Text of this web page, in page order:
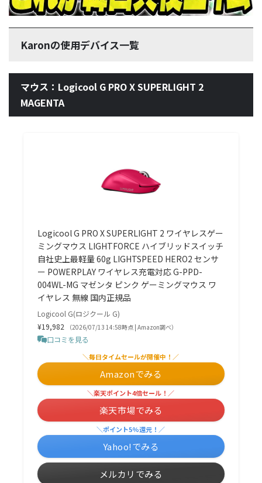
Karonの使用デバイス一覧
マウス：Logicool G PRO X SUPERLIGHT 2
MAGENTA
Logicool G PRO X SUPERLIGHT 2 ワイヤレスゲー
ミングマウス LIGHTFORCE ハイブリッドスイッチ
自社史上最軽量 60g LIGHTSPEED HERO2 センサ
ー POWERPLAY ワイヤレス充電対応 G-PPD-
004WL-MG マゼンタ ピンク ゲーミングマウス ワ
イヤレス 無線 国内正規品
Logicool G(ロジクール G)
¥19,982
（2026/07/13 14:58時点 | Amazon調べ）
口コミを見る
＼毎日タイムセールが開催中！／
Amazonでみる
＼楽天ポイント4倍セール！／
楽天市場でみる
＼ポイント5%還元！／
Yahoo!でみる
メルカリでみる